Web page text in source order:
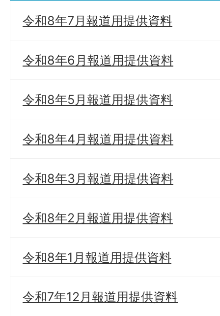
令和8年7月報道用提供資料
令和8年6月報道用提供資料
令和8年5月報道用提供資料
令和8年4月報道用提供資料
令和8年3月報道用提供資料
令和8年2月報道用提供資料
令和8年1月報道用提供資料
令和7年12月報道用提供資料